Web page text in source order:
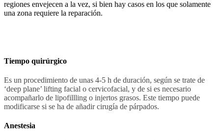
regiones envejecen a la vez, si bien hay casos en los que solamente
una zona requiere la reparación.
Tiempo quirúrgico
Es un procedimiento de unas 4-5 h de duración, según se trate de
‘deep plane’ lifting facial o cervicofacial, y de si es necesario
acompañarlo de lipofillling o injertos grasos. Este tiempo puede
modificarse si se ha de añadir cirugía de párpados.
Anestesia